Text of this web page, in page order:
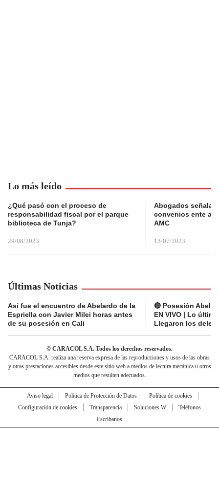
Lo más leído
¿Qué pasó con el proceso de
responsabilidad fiscal por el parque
biblioteca de Tunja?
29/08/2023
Abogados
convenios ente
AMC
13/07/2023
Últimas Noticias
Así fue el encuentro de Abelardo de la
Espriella con Javier Milei horas antes
de su posesión en Cali
🔴 Posesión
EN VIVO | Lo
Llegaron los
© CARACOL S.A. Todos los derechos reservados.
CARACOL S.A. realiza una reserva expresa de las reproducciones y usos de las obras
y otras prestaciones accesibles desde este sitio web a medios de lectura mecánica u otros
medios que resulten adecuados.
Aviso legal Política de Protección de Datos
Política de cookies
Configuración de cookies
Transparencia Soluciones W
Teléfonos
Escríbanos